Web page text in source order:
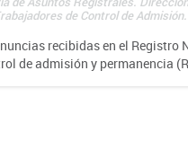
de Control de
recibidas en el Registro
de admisión y permanencia